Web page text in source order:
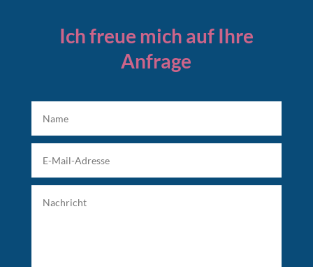
Ich freue mich auf Ihre
Anfrage